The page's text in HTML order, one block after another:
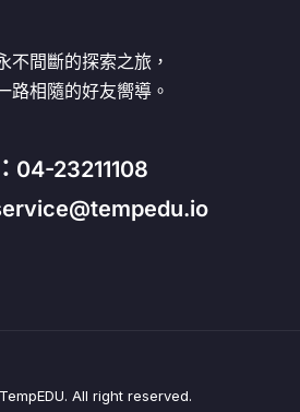
不間斷的探索之旅，
路相隨的好友嚮導。
04-23211108
All right reserved.